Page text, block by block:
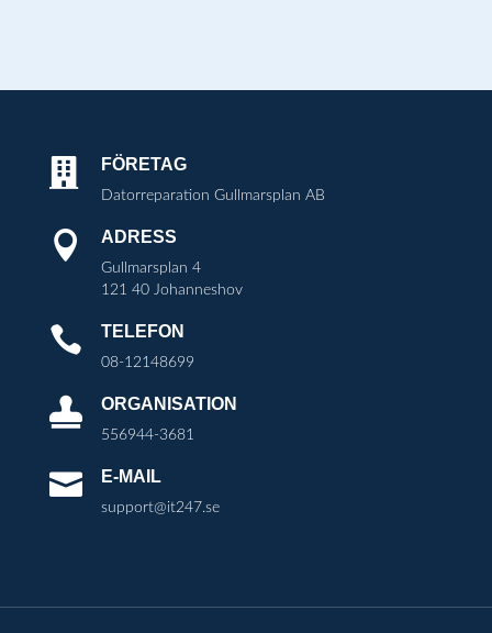
 FÖRETAG
Datorreparation Gullmarsplan AB
 ADRESS
Gullmarsplan 4
121 40 Johanneshov
 TELEFON
08-12148699
 ORGANISATION
556944-3681
 E-MAIL
support@it247.se